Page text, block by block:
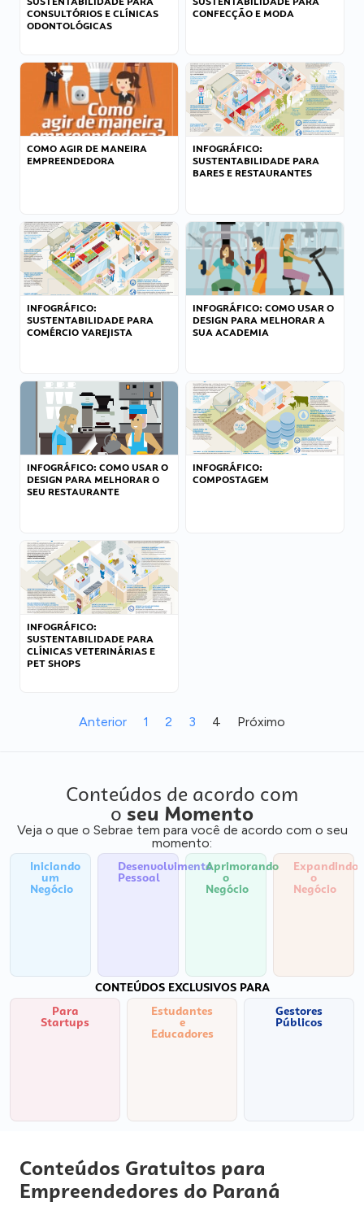
CONSULTÓRIOS E CLÍNICAS
ODONTOLÓGICAS
CONFECÇÃO E MODA
COMO AGIR DE MANEIRA
EMPREENDEDORA
INFOGRÁFICO:
SUSTENTABILIDADE PARA
BARES E RESTAURANTES
INFOGRÁFICO:
SUSTENTABILIDADE PARA
COMÉRCIO VAREJISTA
INFOGRÁFICO: COMO USAR O
DESIGN PARA MELHORAR A
SUA ACADEMIA
INFOGRÁFICO: COMO USAR O
DESIGN PARA MELHORAR O
SEU RESTAURANTE
INFOGRÁFICO:
COMPOSTAGEM
INFOGRÁFICO:
SUSTENTABILIDADE PARA
CLÍNICAS VETERINÁRIAS E
PET SHOPS
Anterior 1 2 3 4 Próximo
Conteúdos de acordo com
o seu Momento
Veja o que o Sebrae tem para você de acordo com o seu
momento:
Iniciando
um
Negócio
Desenvolvimento
Pessoal
Aprimorando
o
Negócio
Expandindo
o
Negócio
CONTEÚDOS EXCLUSIVOS PARA
Para
Startups
Estudantes
e
Educadores
Gestores
Públicos
Conteúdos Gratuitos para
Empreendedores do Paraná